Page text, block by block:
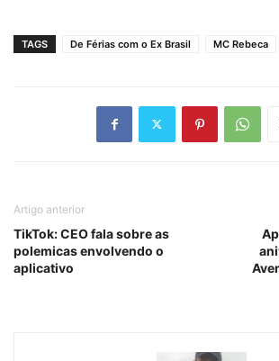
TAGS De Férias com o Ex Brasil MC Rebeca
Artigo anterior
TikTok: CEO fala sobre as
polemicas envolvendo o
aplicativo